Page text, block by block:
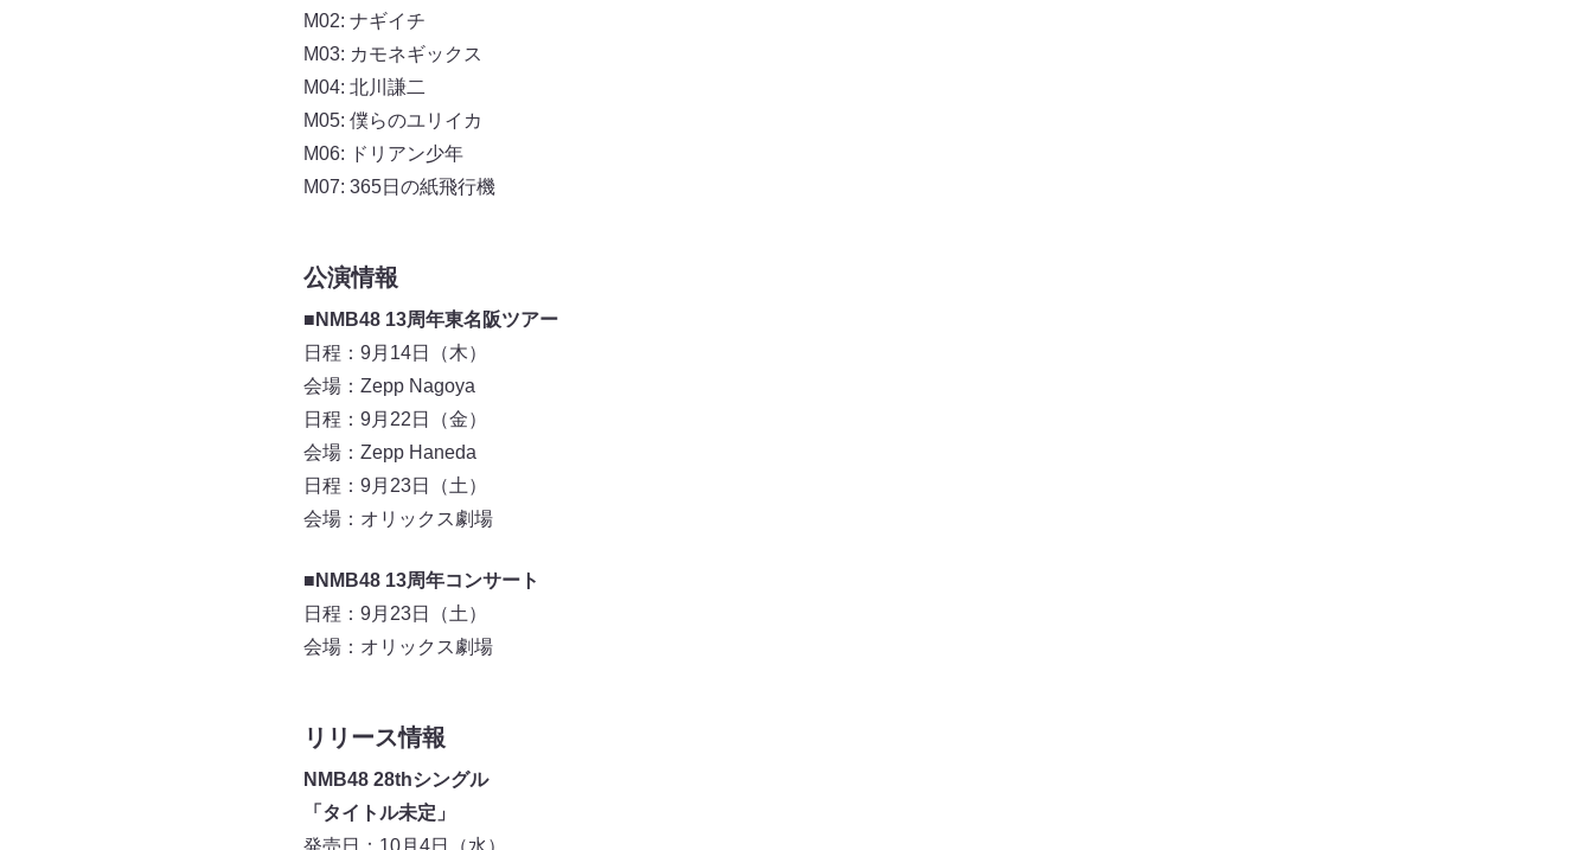
M02: ナギイチ
M03: カモネギックス
M04: 北川謙二
M05: 僕らのユリイカ
M06: ドリアン少年
M07: 365日の紙飛行機
公演情報
■NMB48 13周年東名阪ツアー
日程：9月14日（木）
会場：Zepp Nagoya
日程：9月22日（金）
会場：Zepp Haneda
日程：9月23日（土）
会場：オリックス劇場
■NMB48 13周年コンサート
日程：9月23日（土）
会場：オリックス劇場
リリース情報
NMB48 28thシングル
「タイトル未定」